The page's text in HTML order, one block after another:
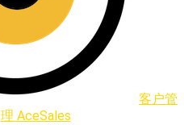
客户管
理 AceSales